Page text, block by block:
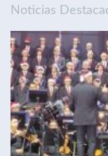
Noticias